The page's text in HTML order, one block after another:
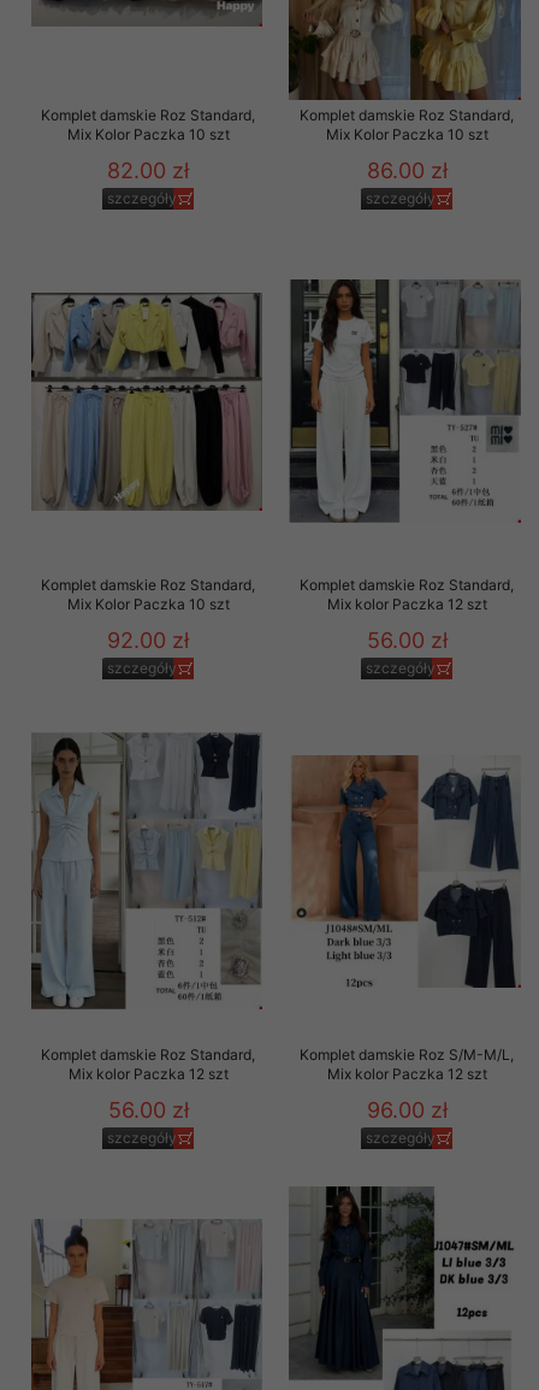
Komplet damskie Roz Standard,
Mix Kolor Paczka 10 szt
82.00 zł
szczegóły
Komplet damskie Roz Standard,
Mix Kolor Paczka 10 szt
86.00 zł
szczegóły
Komplet damskie Roz Standard,
Mix Kolor Paczka 10 szt
92.00 zł
szczegóły
Komplet damskie Roz Standard,
Mix kolor Paczka 12 szt
56.00 zł
szczegóły
Komplet damskie Roz Standard,
Mix kolor Paczka 12 szt
56.00 zł
szczegóły
Komplet damskie Roz S/M-M/L,
Mix kolor Paczka 12 szt
96.00 zł
szczegóły